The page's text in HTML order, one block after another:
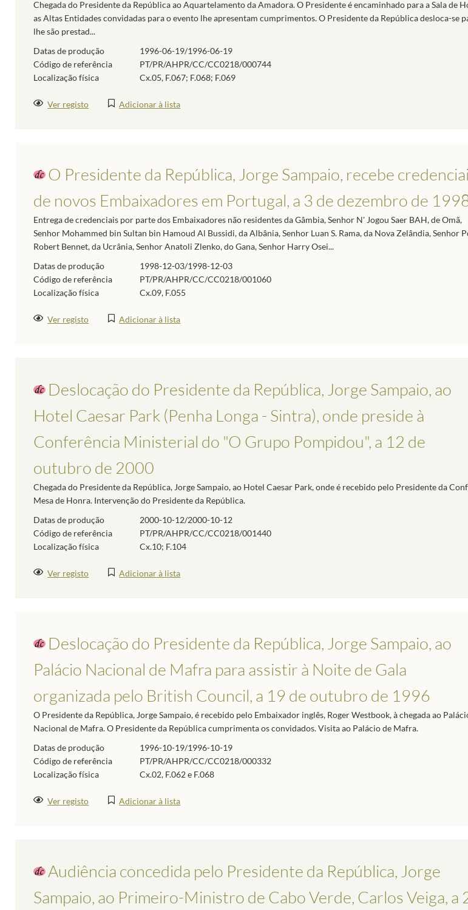
Chegada do Presidente da República ao Aquartelamento da Amadora. O Presidente é encaminhado para a Sala de
as Altas Entidades convidadas para o evento lhe apresentam cumprimentos. O Presidente da República desloca-se
lhe são prestad...
Datas de produção
1996-06-19/1996-06-19
Código de referência
PT/PR/AHPR/CC/CC0218/000744
Localização física
Cx.05, F.067; F.068; F.069
Ver registo Adicionar à lista
O Presidente da República, Jorge Sampaio, recebe
de novos Embaixadores em Portugal, a 3 de dezembro de
Entrega de credenciais por parte dos Embaixadores não residentes da Gâmbia, Senhor N' Jogou Saer BAH, de Omã,
Senhor Mohammed bin Sultan bin Hamoud Al Bussidi, da Albânia, Senhor Luan S. Rama, da Nova Zelândia, Senhor
Robert Bennet, da Ucrânia, Senhor Anatoli Zlenko, do Gana, Senhor Harry Osei...
Datas de produção
1998-12-03/1998-12-03
Código de referência
PT/PR/AHPR/CC/CC0218/001060
Localização física
Cx.09, F.055
Ver registo Adicionar à lista
Deslocação do Presidente da República, Jorge Sampaio, ao
Hotel Caesar Park (Penha Longa - Sintra), onde preside à
Conferência Ministerial do "O Grupo Pompidou", a 12 de
outubro de 2000
Chegada do Presidente da República, Jorge Sampaio, ao Hotel Caesar Park, onde é recebido pelo Presidente da
Mesa de Honra. Intervenção do Presidente da República.
Datas de produção
2000-10-12/2000-10-12
Código de referência
PT/PR/AHPR/CC/CC0218/001440
Localização física
Cx.10; F.104
Ver registo Adicionar à lista
Deslocação do Presidente da República, Jorge Sampaio, ao
Palácio Nacional de Mafra para assistir à Noite de Gala
organizada pelo British Council, a 19 de outubro de 1996
O Presidente da República, Jorge Sampaio, é recebido pelo Embaixador inglês, Roger Westbook, à chegada ao
Nacional de Mafra. O Presidente da República cumprimenta os convidados. Visita ao Palácio de Mafra.
Datas de produção
1996-10-19/1996-10-19
Código de referência
PT/PR/AHPR/CC/CC0218/000332
Localização física
Cx.02, F.062 e F.068
Ver registo Adicionar à lista
Audiência concedida pelo Presidente da República, Jorge
Sampaio, ao Primeiro-Ministro de Cabo Verde, Carlos Veiga, a